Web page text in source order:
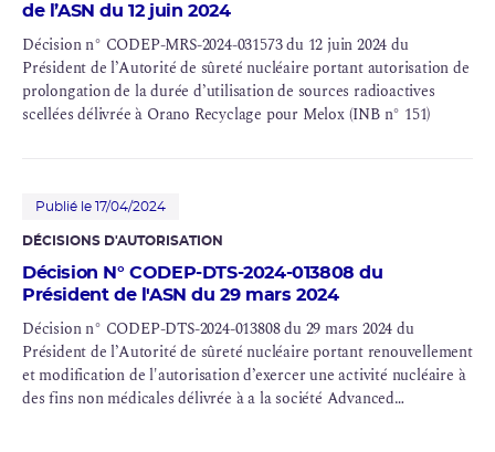
de l’ASN du 12 juin 2024
Décision n° CODEP-MRS-2024-031573 du 12 juin 2024 du
Président de l’Autorité de sûreté nucléaire portant autorisation de
prolongation de la durée d’utilisation de sources radioactives
scellées délivrée à Orano Recyclage pour Melox(INB n° 151)
Publié le 17/04/2024
DÉCISIONS D'AUTORISATION
Décision N° CODEP-DTS-2024-013808 du
Président de l'ASN du 29 mars 2024
Décision n° CODEP-DTS-2024-013808 du 29 mars 2024 du
Président de l’Autorité de sûreté nucléaire portant renouvellement
et modification de l'autorisation d’exercer une activité nucléaire à
des fins non médicales délivrée à a la société Advanced